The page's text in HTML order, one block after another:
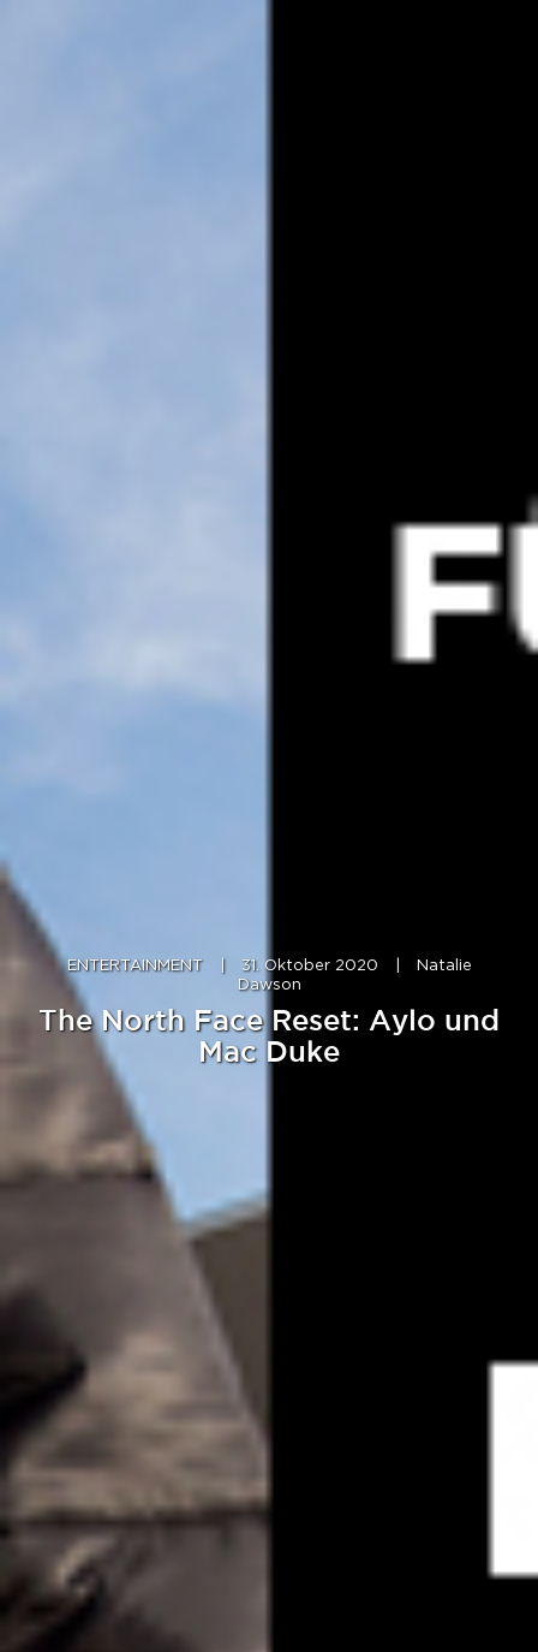
ENTERTAINMENT 31. Oktober 2020
Natalie
Dawson
The North Face Reset: Aylo und
Mac Duke